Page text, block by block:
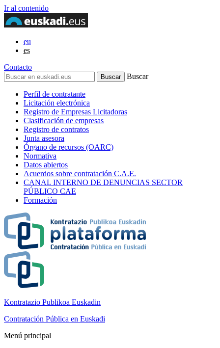
Ir al contenido
eu
es
Contacto
Buscar
Perfil de contratante
Licitación electrónica
Registro de Empresas Licitadoras
Clasificación de empresas
Registro de contratos
Junta asesora
Órgano de recursos (OARC)
Normativa
Datos abiertos
Acuerdos sobre contratación C.A.E.
CANAL INTERNO DE DENUNCIAS SECTOR
PÚBLICO CAE
Formación
Kontratazio Publikoa Euskadin
Contratación Pública en Euskadi
Menú principal